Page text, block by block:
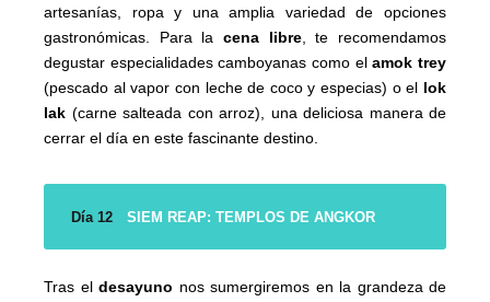
artesanías, ropa y una amplia variedad de opciones
gastronómicas. Para la cena libre, te recomendamos
degustar especialidades camboyanas como elamok trey
(pescado al vapor con leche de coco y especias) o el lok
lak (carne salteada con arroz), una deliciosa manera de
cerrar el día en este fascinante destino.
Día 12 SIEM REAP: TEMPLOS DE ANGKOR
Tras el desayuno nos sumergiremos en la grandeza de